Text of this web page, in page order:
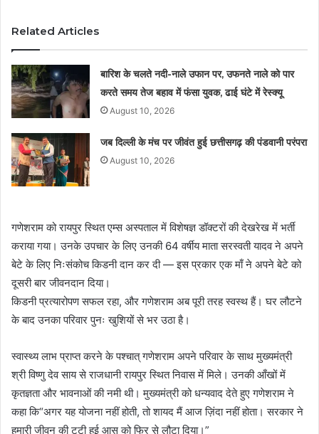
Related Articles
बारिश के चलते नदी-नाले उफान पर, उफनते नाले को पार
करते समय तेज बहाव में फंसा युवक, ढाई घंटे में रेस्क्यू
August 10, 2026
जब दिल्ली के मंच पर जीवंत हुई छत्तीसगढ़ की पंडवानी परंपरा
August 10, 2026
गणेशराम को रायपुर स्थित एम्स अस्पताल में विशेषज्ञ डॉक्टरों की देखरेख में भर्ती
कराया गया। उनके उपचार के लिए उनकी 64 वर्षीय माता सरस्वती यादव ने अपने
बेटे के लिए निःसंकोच किडनी दान कर दी — इस प्रकार एक माँ ने अपने बेटे को
दूसरी बार जीवनदान दिया।
किडनी प्रत्यारोपण सफल रहा, और गणेशराम अब पूरी तरह स्वस्थ हैं। घर लौटने
के बाद उनका परिवार पुनः खुशियों से भर उठा है।
स्वास्थ्य लाभ प्राप्त करने के पश्चात् गणेशराम अपने परिवार के साथ मुख्यमंत्री
श्री विष्णु देव साय से राजधानी रायपुर स्थित निवास में मिले। उनकी आँखों में
कृतज्ञता और भावनाओं की नमी थी। मुख्यमंत्री को धन्यवाद देते हुए गणेशराम ने
कहा कि“अगर यह योजना नहीं होती, तो शायद मैं आज ज़िंदा नहीं होता। सरकार ने
हमारी जीवन की टूटी हुई आस को फिर से लौटा दिया।”